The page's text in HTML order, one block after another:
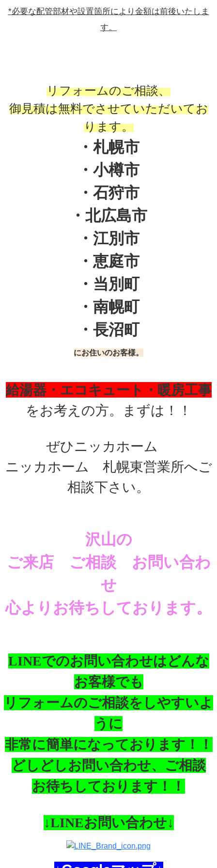
*必要な配管部材や設置箇所により金額は前後いたしま
す。
リフォームのご相談、
御見積は無料でさせていただいてお
ります。
・札幌市
・小樽市
・石狩市
・北広島市
・江別市
・恵庭市
・当別町
・南幌町
・長沼町
にお住いのお客様。
給湯器・エコキュート・暖房工事
をお考えの方。 まずは！！
ぜひニッカホーム
ニッカホーム 札幌東営業所へご
相談下さい。
沢山の
ご来店 ご相談 お問い合わ
せ
心よりお待ちしております。
LINEでのお問い合わせはどんな
お客様でも
リフォームのご相談をしやすいよ
うに
非常に簡単になっております！！
どしどしお問い合わせ、ご相談
お待ちしております！！
↓LINEお問い合わせ↓